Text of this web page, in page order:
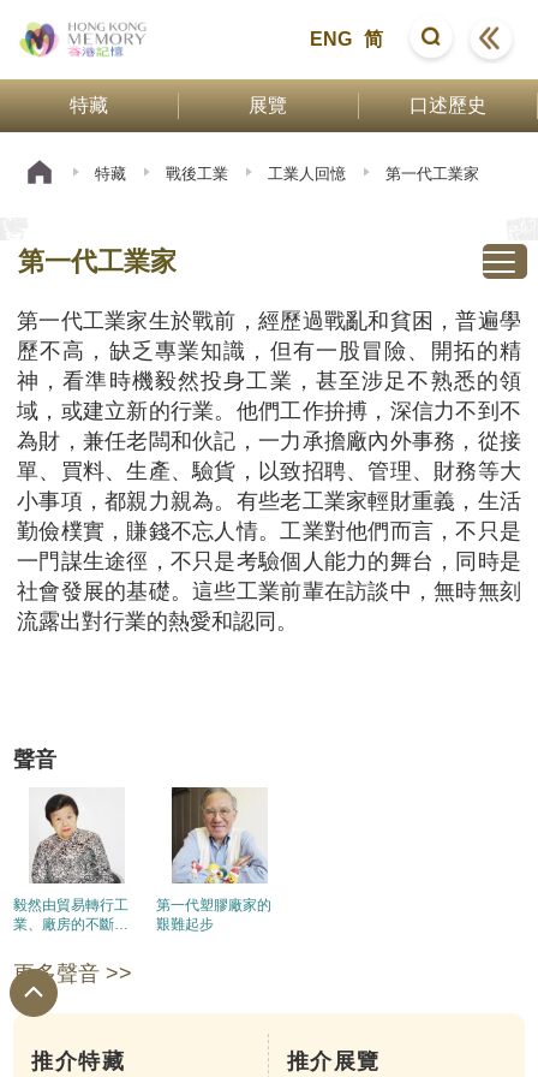
ENG 简
特藏 展覽 口述歷史
特藏 戰後工業 工業人回憶 第一代工業家
第一代工業家
第一代工業家生於戰前，經歷過戰亂和貧困，普遍學
歷不高，缺乏專業知識，但有一股冒險、開拓的精
神，看準時機毅然投身工業，甚至涉足不熟悉的領
域，或建立新的行業。他們工作拚搏，深信力不到不
為財，兼任老闆和伙記，一力承擔廠內外事務，從接
單、買料、生產、驗貨，以致招聘、管理、財務等大
小事項，都親力親為。有些老工業家輕財重義，生活
勤儉樸實，賺錢不忘人情。工業對他們而言，不只是
一門謀生途徑，不只是考驗個人能力的舞台，同時是
社會發展的基礎。這些工業前輩在訪談中，無時無刻
流露出對行業的熱愛和認同。
聲音
毅然由貿易轉行工
業、廠房的不斷擴
街、本地廠商與洋
行的合作
第一代塑膠廠家的
艱難起步
更多聲音 >>
推介特藏 推介展覽